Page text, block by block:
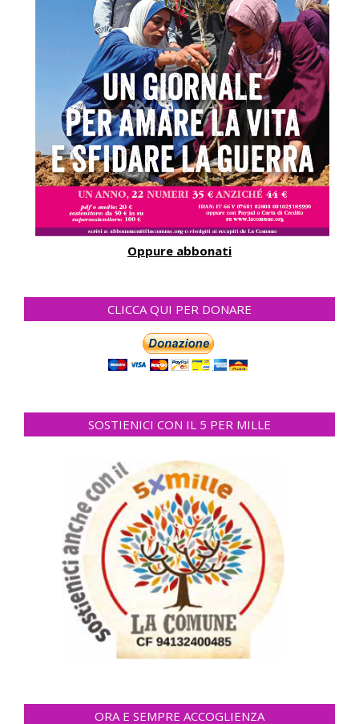
Oppure abbonati
CLICCA QUI PER DONARE
SOSTIENICI CON IL 5 PER MILLE
ORA E SEMPRE ACCOGLIENZA